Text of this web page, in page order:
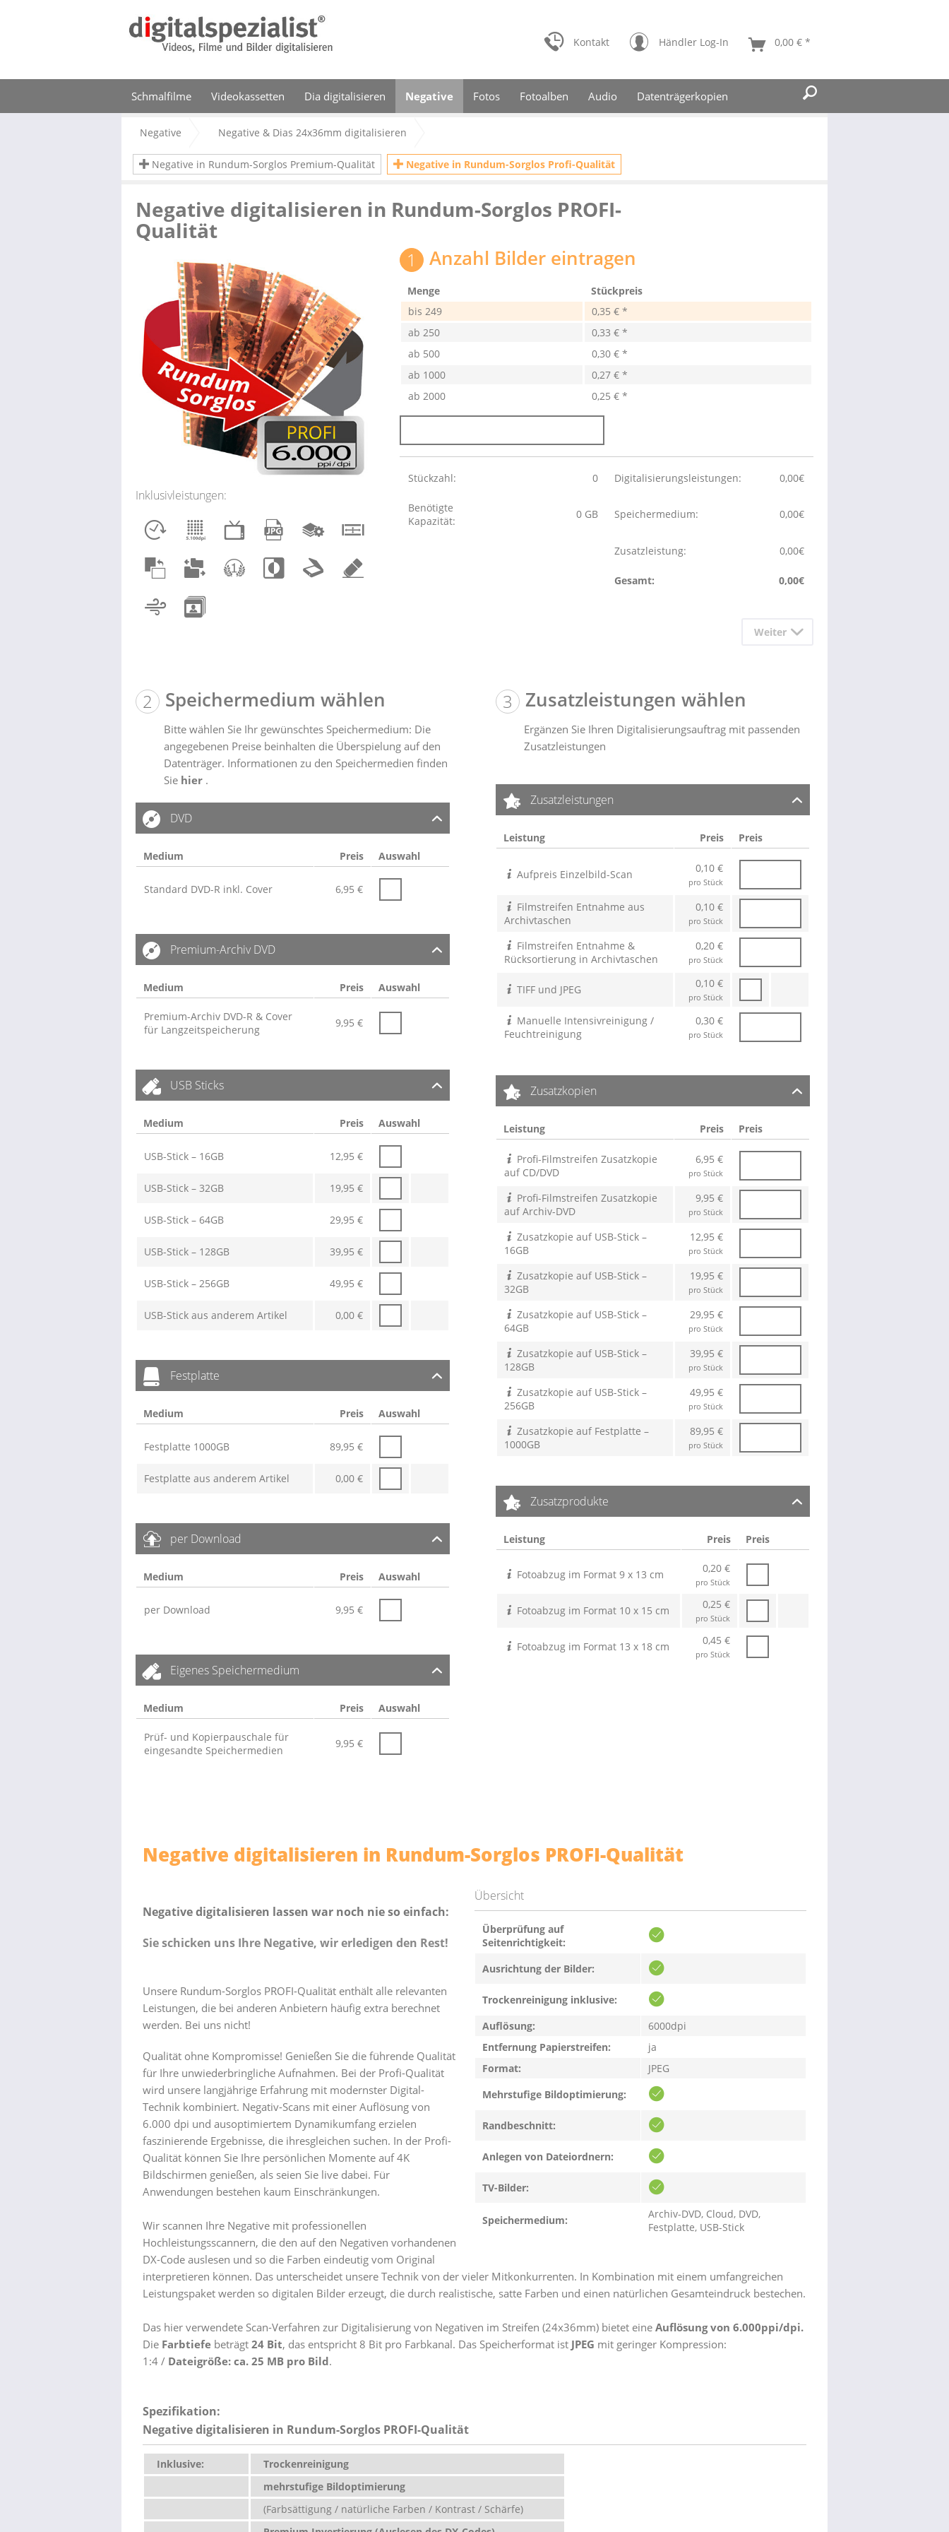
Kontakt Händler Log-In 0,00 € *
Schmalfilme Videokassetten Dia digitalisieren Negative Fotos Fotoalben Audio Datenträgerkopien
Negative Negative & Dias 24x36mm digitalisieren
Negative in Rundum-Sorglos Premium-Qualität Negative in Rundum-Sorglos Profi-Qualität
Negative digitalisieren in Rundum-Sorglos PROFI-
Qualität
Inklusivleistungen:
Anzahl Bilder eintragen
Menge
Stückpreis
bis249
0,35 € *
ab250
0,33 € *
ab 500
0,30 € *
ab 1000
0,27 € *
ab2000 0,25 € *
Stückzahl: 0 Digitalisierungsleistungen: 0,00€
Benötigte
Kapazität:
0 GB Speichermedium: 0,00€
Zusatzleistung: 0,00€
Gesamt: 0,00€
Weiter
Speichermedium wählen
Bitte wählen Sie Ihr gewünschtes Speichermedium: Die
angegebenen Preise beinhalten die Überspielung auf den
Datenträger. Informationen zu den Speichermedien finden
Sie hier .
DVD
Medium Preis Auswahl
Standard DVD-R inkl. Cover 6,95 €
Premium-Archiv DVD
Medium Preis Auswahl
Premium-Archiv DVD-R & Cover
für Langzeitspeicherung
9,95 €
USB Sticks
Medium Preis Auswahl
USB-Stick – 16GB 12,95 €
USB-Stick – 32GB 19,95 €
USB-Stick – 64GB 29,95 €
USB-Stick – 128GB 39,95 €
USB-Stick – 256GB 49,95 €
USB-Stick aus anderem Artikel 0,00 €
Festplatte
Medium Preis Auswahl
Festplatte 1000GB 89,95 €
Festplatte aus anderem Artikel 0,00 €
per Download
Medium Preis Auswahl
per Download 9,95 €
Eigenes Speichermedium
Medium Preis Auswahl
Prüf- und Kopierpauschale für
eingesandte Speichermedien
9,95 €
Zusatzleistungen wählen
Ergänzen Sie Ihren Digitalisierungsauftrag mit passenden
Zusatzleistungen
Zusatzleistungen
Leistung Preis Preis
Aufpreis Einzelbild-Scan 0,10 €
pro Stück
Filmstreifen Entnahme aus
Archivtaschen
0,10 €
pro Stück
Filmstreifen Entnahme &
Rücksortierung in Archivtaschen
0,20 €
pro Stück
TIFF und JPEG 0,10 €
pro Stück
Manuelle Intensivreinigung /
Feuchtreinigung
0,30 €
pro Stück
Zusatzkopien
Leistung Preis Preis
Profi-Filmstreifen Zusatzkopie
auf CD/DVD
6,95 €
pro Stück
Profi-Filmstreifen Zusatzkopie
auf Archiv-DVD
9,95 €
pro Stück
Zusatzkopie auf USB-Stick –
16GB
12,95 €
pro Stück
Zusatzkopie auf USB-Stick –
32GB
19,95 €
pro Stück
Zusatzkopie auf USB-Stick –
64GB
29,95 €
pro Stück
Zusatzkopie auf USB-Stick –
128GB
39,95 €
pro Stück
Zusatzkopie auf USB-Stick –
256GB
49,95 €
pro Stück
Zusatzkopie auf Festplatte –
1000GB
89,95 €
pro Stück
Zusatzprodukte
Leistung Preis Preis
Fotoabzug im Format 9 x 13 cm 0,20 €
pro Stück
Fotoabzug im Format 10 x 15 cm 0,25 €
pro Stück
Fotoabzug im Format 13 x 18 cm 0,45 €
pro Stück
Negative digitalisieren in Rundum-Sorglos PROFI-Qualität
Übersicht
Überprüfung auf
Seitenrichtigkeit:
Ausrichtung der Bilder:
Trockenreinigung inklusive:
Auflösung:
6000dpi
Entfernung Papierstreifen:
ja
Format:
JPEG
Mehrstufige Bildoptimierung:
Randbeschnitt:
Anlegen von Dateiordnern:
TV-Bilder:
Speichermedium:
Archiv-DVD, Cloud, DVD,
Festplatte, USB-Stick
Negative digitalisieren lassen war noch nie so einfach:
Sie schicken uns Ihre Negative, wir erledigen den Rest!
Unsere Rundum-Sorglos PROFI-Qualität enthält alle relevanten
Leistungen, die bei anderen Anbietern häufig extra berechnet
werden. Bei uns nicht!
Qualität ohne Kompromisse! Genießen Sie die führende Qualität
für Ihre unwiederbringliche Aufnahmen. Bei der Profi-Qualität
wird unsere langjährige Erfahrung mit modernster Digital-
Technik kombiniert. Negativ-Scans mit einer Auflösung von
6.000 dpi und ausoptimiertem Dynamikumfang erzielen
faszinierende Ergebnisse, die ihresgleichen suchen. In der Profi-
Qualität können Sie Ihre persönlichen Momente auf 4K
Bildschirmen genießen, als seien Sie live dabei. Für
Anwendungen bestehen kaum Einschränkungen.
Wir scannen Ihre Negative mit professionellen
Hochleistungsscannern, die den auf den Negativen vorhandenen
DX-Code auslesen und so die Farben eindeutig vom Original
interpretieren können. Das unterscheidet unsere Technik von der vieler Mitkonkurrenten. In Kombination mit einem umfangreichen
Leistungspaket werden so digitalen Bilder erzeugt, die durch realistische, satte Farben und einen natürlichen Gesamteindruck bestechen.
Das hier verwendete Scan-Verfahren zur Digitalisierung von Negativen im Streifen (24x36mm) bietet eine Auflösung von 6.000ppi/dpi.
Die Farbtiefe beträgt 24 Bit, das entspricht 8 Bit pro Farbkanal. Das Speicherformat ist JPEG mit geringer Kompression:
1:4 / Dateigröße: ca. 25 MB pro Bild.
Spezifikation:
Negative digitalisieren in Rundum-Sorglos PROFI-Qualität
Inklusive:
Trockenreinigung
mehrstufige Bildoptimierung
(Farbsättigung / natürliche Farben / Kontrast / Schärfe)